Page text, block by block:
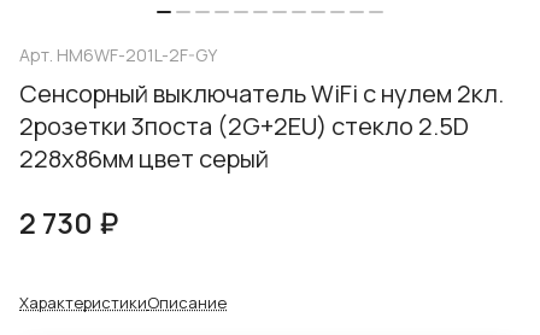
Арт. HM6WF-201L-2F-GY
Сенсорный выключатель WiFi с нулем 2кл.
2розетки 3поста (2G+2EU) стекло 2.5D
228х86мм цвет серый
2 730 ₽
ХарактеристикиОписание